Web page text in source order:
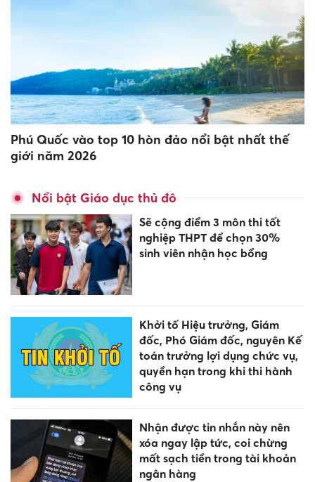
Phú Quốc vào top 10 hòn đảo nổi bật nhất thế
giới năm 2026
Nổi bật Giáo dục thủ đô
Sẽ cộng điểm 3 môn thi tốt
nghiệp THPT để chọn 30%
sinh viên nhận học bổng
Khởi tố Hiệu trưởng, Giám
đốc, Phó Giám đốc, nguyên Kế
toán trưởng lợi dụng chức vụ,
quyền hạn trong khi thi hành
công vụ
Nhận được tin nhắn này nên
xóa ngay lập tức, coi chừng
mất sạch tiền trong tài khoản
ngân hàng